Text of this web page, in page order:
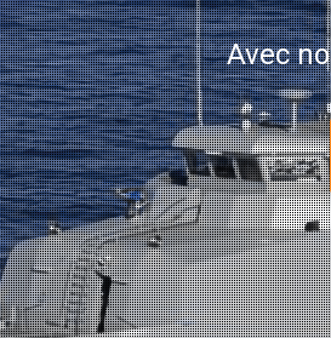
Avec